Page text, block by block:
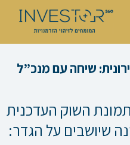
שיחה עם מנכ”ל
השוק העדכנית
שיושבים על הגדר: